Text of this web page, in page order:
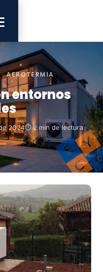
AEROTERMIA
entornos
2024⏱ 2 min de lectura